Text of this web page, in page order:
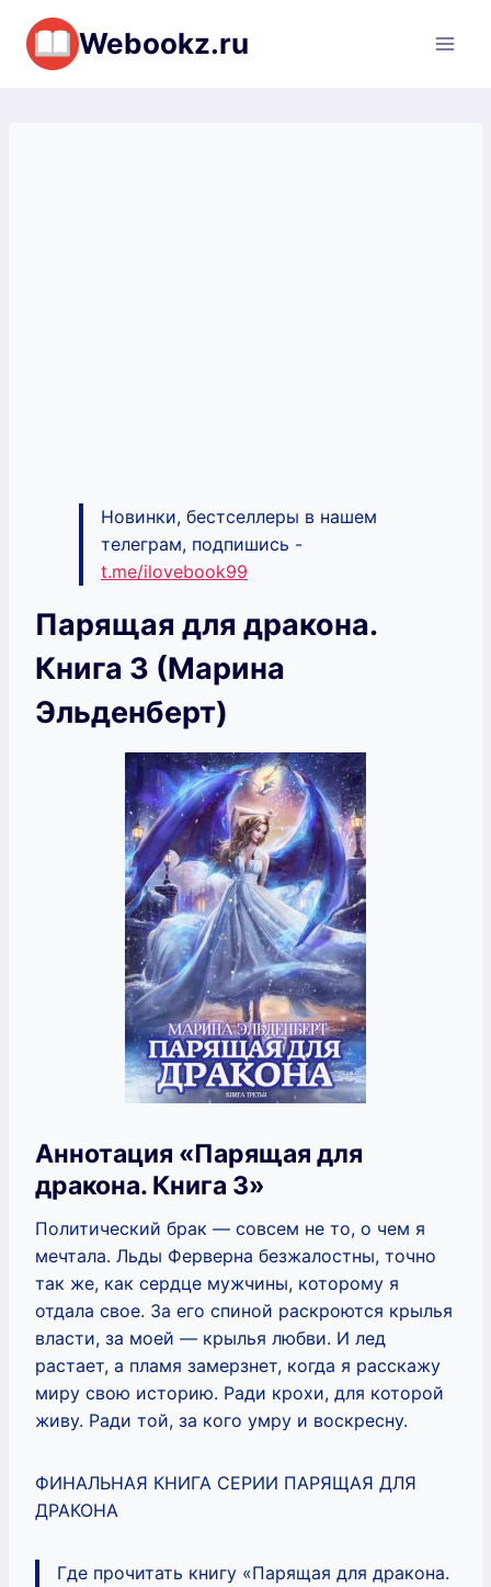
Перейти
содержимому
Webookz.ru
Новинки, бестселлеры в нашем
телеграм, подпишись -
t.me/ilovebook99
Парящая для дракона.
Книга 3 (Марина
Эльденберт)
Аннотация «Парящая для
дракона. Книга 3»
Политический брак — совсем не то, о чем я
мечтала. Льды Ферверна безжалостны, точно
так же, как сердце мужчины, которому я
отдала свое. За его спиной раскроются крылья
власти, за моей — крылья любви. И лед
растает, а пламя замерзнет, когда я расскажу
миру свою историю. Ради крохи, для которой
живу. Ради той, за кого умру и воскресну.
ФИНАЛЬНАЯ КНИГА СЕРИИ ПАРЯЩАЯ ДЛЯ
ДРАКОНА
Где прочитать книгу «Парящая для дракона.